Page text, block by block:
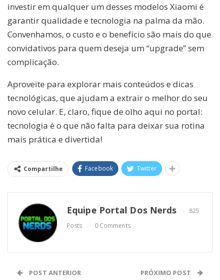
investir em qualquer um desses modelos Xiaomi é
garantir qualidade e tecnologia na palma da mão.
Convenhamos, o custo e o benefício são mais do que
convidativos para quem deseja um “upgrade” sem
complicação.
Aproveite para explorar mais conteúdos e dicas
tecnológicas, que ajudam a extrair o melhor do seu
novo celular. E, claro, fique de olho aqui no portal:
tecnologia é o que não falta para deixar sua rotina
mais prática e divertida!
Compartilhe Facebook Twitter
Equipe Portal Dos Nerds
825
Posts
0 Comments
POST ANTERIOR PRÓXIMO POST